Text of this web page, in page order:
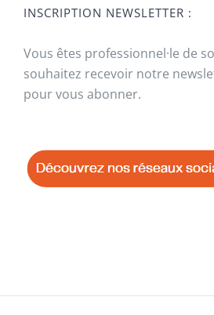
INSCRIPTION NEWSLETTER :
Vous êtes professionnel·le de
souhaitez recevoir notre
pour vous abonner.